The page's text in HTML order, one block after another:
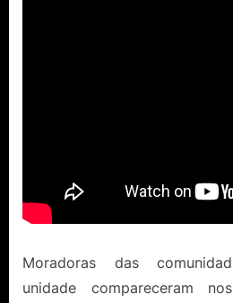
Moradoras das
unidade compareceram